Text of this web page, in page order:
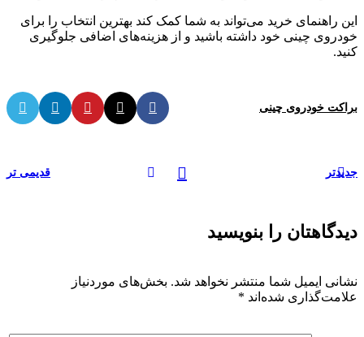
این راهنمای خرید می‌تواند به شما کمک کند بهترین انتخاب را برای
خودروی چینی خود داشته باشید و از هزینه‌های اضافی جلوگیری
کنید.
براکت خودروی چینی
جدیدتر قدیمی تر
دیدگاهتان را بنویسید
نشانی ایمیل شما منتشر نخواهد شد. بخش‌های موردنیاز
علامت‌گذاری شده‌اند *